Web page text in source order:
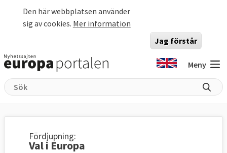
Den här webbplatsen använder
sig av cookies. Mer information
Jag förstår
Meny
Fördjupning:
Val i Europa